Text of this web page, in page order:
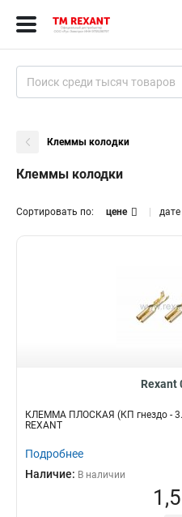
Клеммы колодки
Клеммы колодки
Сортировать по: цене
Rexant
КЛЕММА ПЛОСКАЯ (КП гнездо -
REXANT
Подробнее
Наличие: В наличии